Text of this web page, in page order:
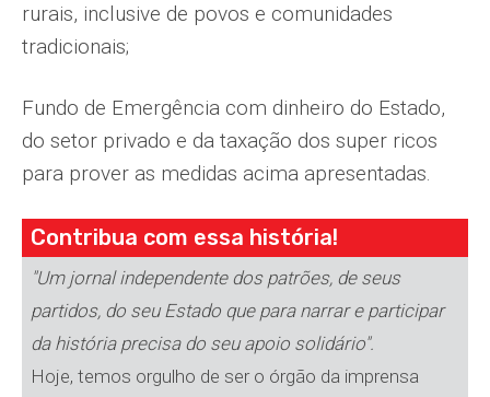
rurais, inclusive de povos e comunidades
tradicionais;
Fundo de Emergência com dinheiro do Estado,
do setor privado e da taxação dos super ricos
para prover as medidas acima apresentadas.
Contribua com essa história!
"Um jornal independente dos patrões, de seus
partidos, do seu Estado que para narrar e participar
da história precisa do seu apoio solidário".
Hoje, temos orgulho de ser o órgão da imprensa